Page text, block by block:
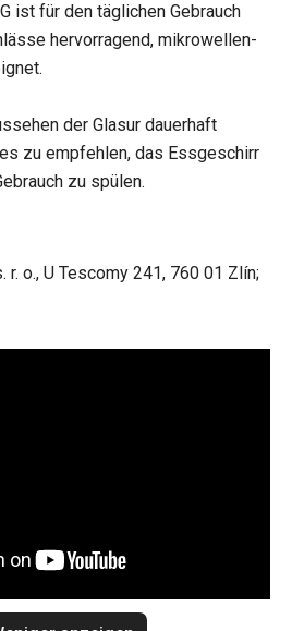
ist für den täglichen Gebrauch
hervorragend, mikrowellen-
der Glasur dauerhaft
zu empfehlen, das Essgeschirr
zu spülen.
r. o., U Tescomy 241, 760 01 Zlín;